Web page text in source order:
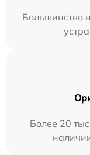
Большинство
Более 20